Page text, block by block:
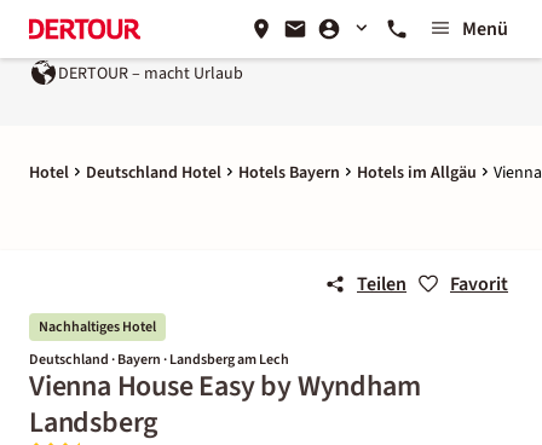
Menü
DERTOUR – macht Urlaub
Hotel Deutschland Hotel Hotels Bayern Hotels im Allgäu
Teilen Favorit
Nachhaltiges Hotel
Deutschland · Bayern · Landsberg am Lech
Vienna House Easy by Wyndham
Landsberg